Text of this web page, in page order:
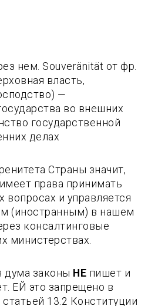
нем. Souveränität от фр.
власть,
—
во внешних
государственной
делах
Страны значит,
права принимать
и управляется
(иностранным) в нашем
консалтинговые
министерствах.
дума законы НЕ пишет и
ЕЙ это запрещено в
13.2 Конституции